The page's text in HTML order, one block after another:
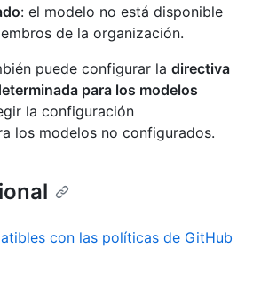
: el modelo no está disponible
de la organización.
puede configurar la directiva
para los modelos
la configuración
los modelos no configurados.
con las políticas de GitHub